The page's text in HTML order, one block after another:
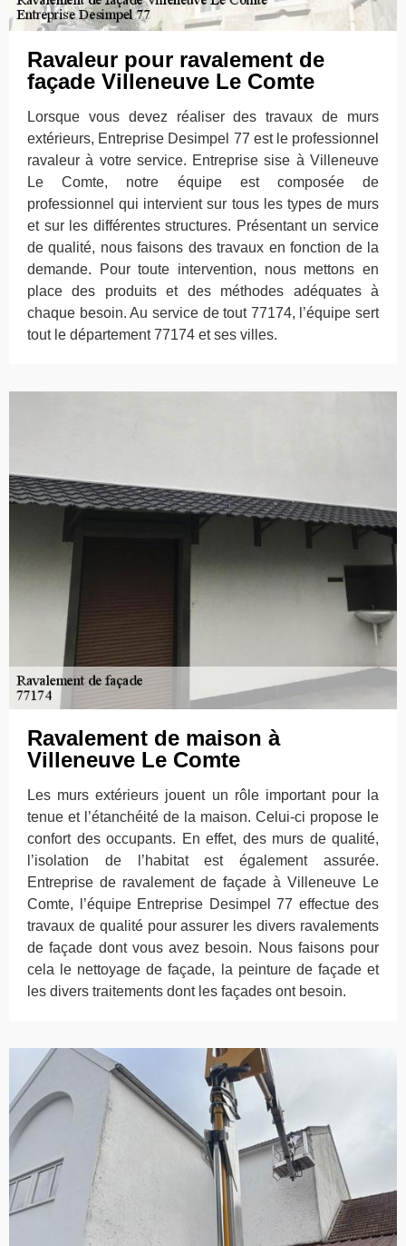
Ravaleur pour ravalement de
façade Villeneuve Le Comte
Lorsque vous devez réaliser des travaux de murs
extérieurs, Entreprise Desimpel 77 est le professionnel
ravaleur à votre service. Entreprise sise à Villeneuve
Le Comte, notre équipe est composée de
professionnel qui intervient sur tous les types de murs
et sur les différentes structures. Présentant un service
de qualité, nous faisons des travaux en fonction de la
demande. Pour toute intervention, nous mettons en
place des produits et des méthodes adéquates à
chaque besoin. Au service de tout 77174, l’équipe sert
tout le département 77174 et ses villes.
Ravalement de maison à
Villeneuve Le Comte
Les murs extérieurs jouent un rôle important pour la
tenue et l’étanchéité de la maison. Celui-ci propose le
confort des occupants. En effet, des murs de qualité,
l’isolation de l’habitat est également assurée.
Entreprise de ravalement de façade à Villeneuve Le
Comte, l’équipe Entreprise Desimpel 77 effectue des
travaux de qualité pour assurer les divers ravalements
de façade dont vous avez besoin. Nous faisons pour
cela le nettoyage de façade, la peinture de façade et
les divers traitements dont les façades ont besoin.